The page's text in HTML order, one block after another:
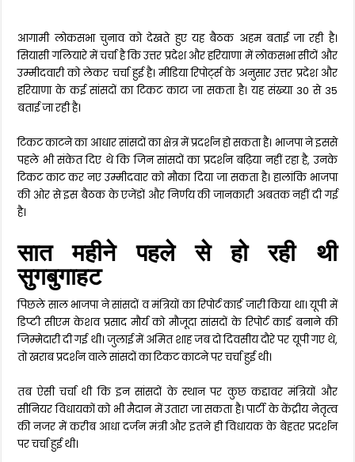
आगामी लोकसभा चुनाव को देखते हुए यह बैठक अहम बताई जा रही है।
सियासी गलियारे में चर्चा है कि उत्तर प्रदेश और हरियाणा में लोकसभा सीटों और
उम्मीदवारी को लेकर चर्चा हुई है। मीडिया रिपोर्ट्स के अनुसार उत्तर प्रदेश और
हरियाणा के कई सांसदों का टिकट काटा जा सकता है। यह संख्या 30 से 35
बताई जा रही है।
टिकट काटने का आधार सांसदों का क्षेत्र में प्रदर्शन हो सकता है। भाजपा ने इससे
पहले भी संकेत दिए थे कि जिन सांसदों का प्रदर्शन बढ़िया नहीं रहा है, उनके
टिकट काट कर नए उम्मीदवार को मौका दिया जा सकता है। हालांकि भाजपा
की ओर से इस बैठक के एजेंडों और निर्णय की जानकारी अबतक नहीं दी गई
है।
सात महीने पहले से हो रही थी
सुगबुगाहट
पिछले साल भाजपा ने सांसदों व मंत्रियों का रिपोर्ट कार्ड जारी किया था। यूपी में
डिप्टी सीएम केशव प्रसाद मौर्य को मौजूदा सांसदों के रिपोर्ट कार्ड बनाने की
जिम्मेदारी दी गई थी। जुलाई में अमित शाह जब दो दिवसीय दौरे पर यूपी गए थे,
तो खराब प्रदर्शन वाले सांसदों का टिकट काटने पर चर्चा हुई थी।
तब ऐसी चर्चा थी कि इन सांसदों के स्थान पर कुछ कद्दावर मंत्रियों और
सीनियर विधायकों को भी मैदान में उतारा जा सकता है। पार्टी के केंद्रीय नेतृत्व
की नजर में करीब आधा दर्जन मंत्री और इतने ही विधायक के बेहतर प्रदर्शन
पर चर्चा हुई थी।